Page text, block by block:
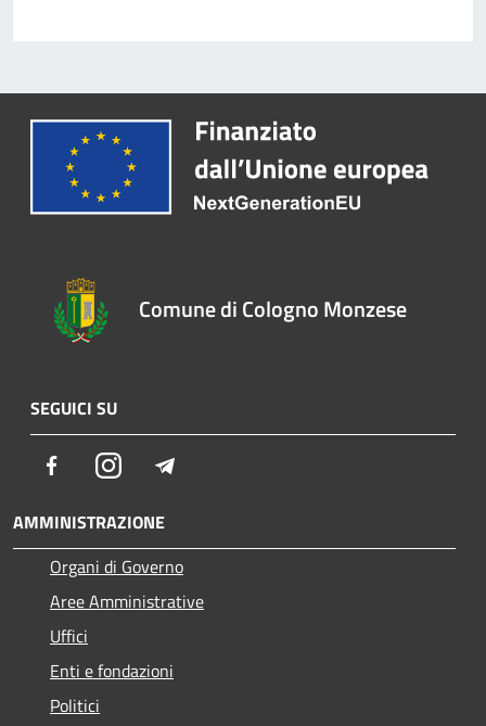
Comune di Cologno Monzese
SEGUICI SU
FacebookInstagram
AMMINISTRAZIONE
Organi di Governo
Aree Amministrative
Uffici
Enti e fondazioni
Politici